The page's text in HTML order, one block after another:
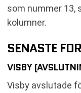
som nummer 13,
kolumner.
SENASTE
VISBY
Visby avslutade